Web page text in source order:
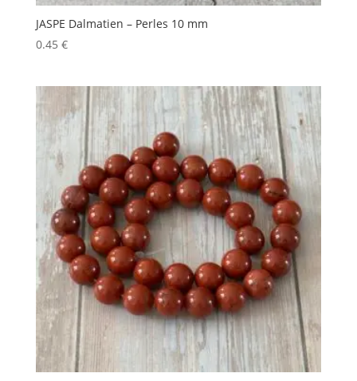
JASPE Dalmatien – Perles 10 mm
0.45 €